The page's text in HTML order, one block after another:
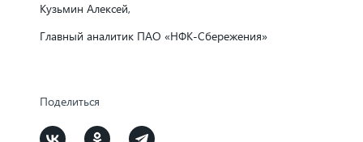
Кузьмин Алексей,
Главный аналитик ПАО «НФК-Сбережения»
Поделиться